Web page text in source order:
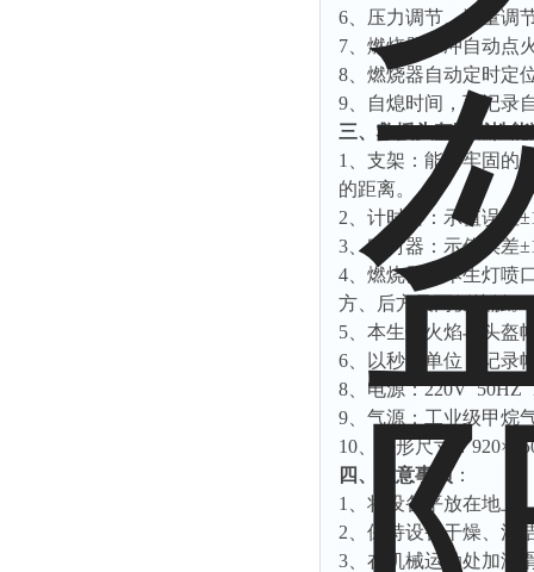
6 、压力调节、流量调
7
燃烧器脉冲自动点
8
燃烧器自动定时定
9 、自熄时间，可 记录
三、救援头盔阻燃性
1
、支架：能够牢固
的距离。
2 、计时器：示值误差
3 、定时器：示值误差
4 、燃烧器：
本生灯喷
方、后方及两侧接触。
5 、本生灯火焰与头盔
6 、以秒为单位，记录
8 、电源：220V 50HZ
9 、气源： 工业级甲烷
10 、外形尺寸：920×
四、注意事项：
1
、将设备平放在地上
2 、保持设备干燥、清
3 、在机械运动处加润